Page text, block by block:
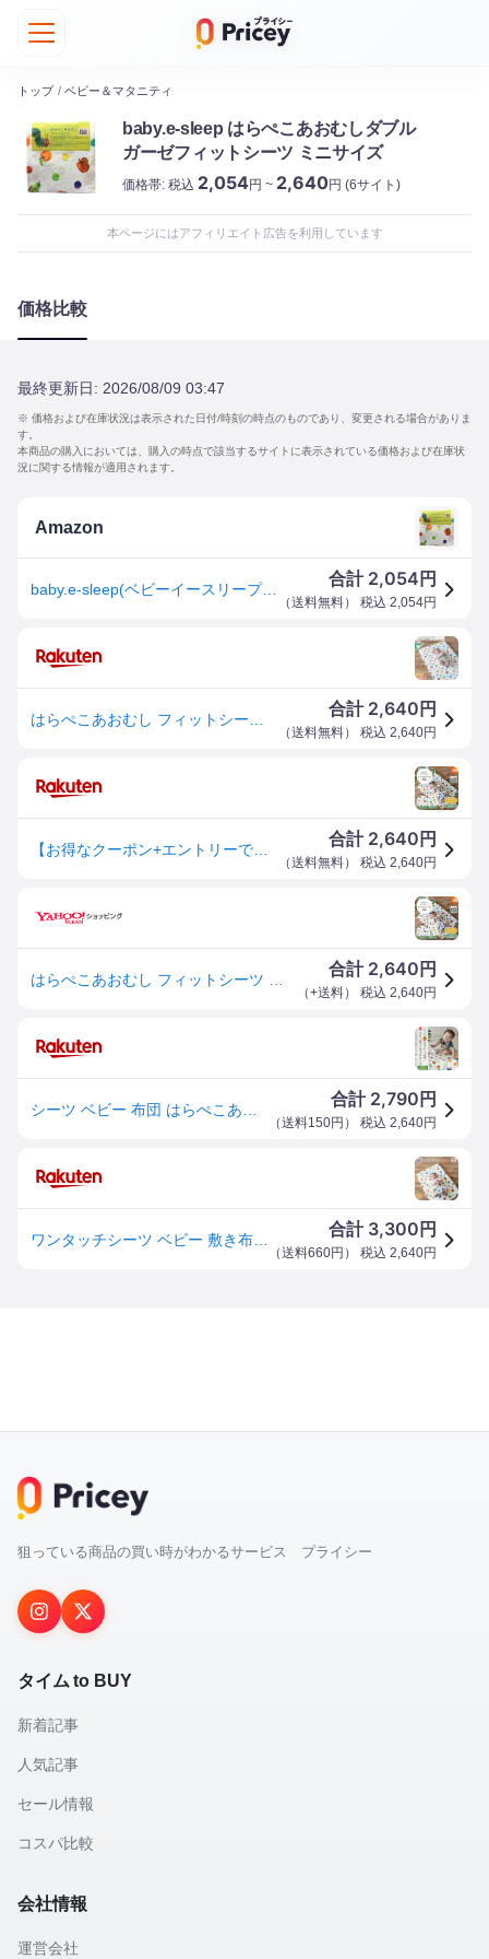
トップ / ベビー＆マタニティ
baby.e-sleep はらぺこあおむしダブル
ガーゼフィットシーツ ミニサイズ
価格帯: 税込 2,054円 ~ 2,640円 (6サイト)
本ページにはアフィリエイト広告を利用しています
価格比較
最終更新日: 2026/08/09 03:47
※ 価格および在庫状況は表示された日付/時刻の時点のものであり、変更される場合がありま
す。
本商品の購入においては、購入の時点で該当するサイトに表示されている価格および在庫状
況に関する情報が適用されます。
Amazon
baby.e-sleep(ベビーイースリープ)はらぺこあおむしダブルガーゼフィットシーツ ミニサイズ 日本製 60×90cm
合計 2,054 円
（送料無料） 税込 2,054円
合計 2,640 円
（送料無料） 税込 2,640円
合計 2,640 円
（送料無料） 税込 2,640円
合計 2,640 円
（+送料） 税込 2,640円
合計 2,790 円
（送料150円 ） 税込 2,640円
合計 3,300 円
（送料660円 ） 税込 2,640円
狙っている商品の買い時がわかるサービス プライシー
タイム to BUY
新着記事
人気記事
セール情報
コスパ比較
会社情報
運営会社